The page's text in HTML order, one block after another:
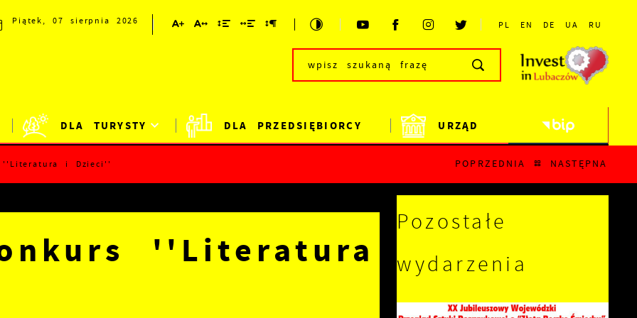
Piątek, 07 sierpnia 2026 PL EN DE UA RU
DLA TURYSTY DLA PRZEDSIĘBIORCY URZĄD
''Literatura i Dzieci'' POPRZEDNIA NASTĘPNA
''Literatura
Pozostałe
wydarzenia